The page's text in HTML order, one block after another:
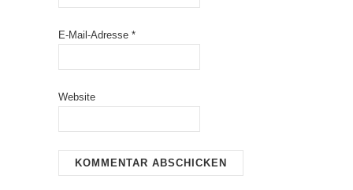
E-Mail-Adresse *
Website